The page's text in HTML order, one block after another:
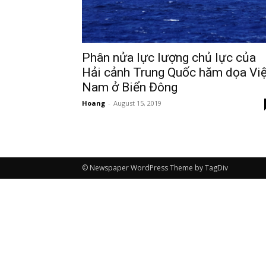
Phân nửa lực lượng chủ lực của
Hải cảnh Trung Quốc hăm dọa
Nam ở Biển Đông
Hoang - August 15, 2019
© Newspaper WordPress Theme by TagDiv